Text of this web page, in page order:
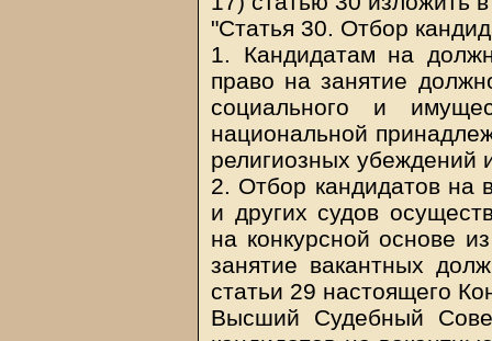
"Статья 30. Отбор
1. Кандидатам на
право на занятие
социального и
национальной
религиозных убеждений
2. Отбор кандидатов на
и других судов
на конкурсной основе
занятие вакантных
статьи 29 настоящего
Высший Судебный